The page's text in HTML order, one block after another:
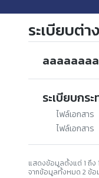
ระเบียบต่
aaaaaaaa
ระเบียบก
ไฟล์เอกสาร
ไฟล์เอกสาร
แสดงข้อมูลตั้งแต่ 1 ถึง
จากข้อมูลทั้งหมด 2 ข้อ